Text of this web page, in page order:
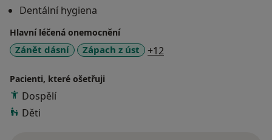
Rádi bychom poskytli klientům profesionální a zároveň
dostupnou péči pro zářivý úsměv.
Co proto děláme?
Zaměřujeme se na provádění odborné dentální
hygieny a profesionálního bělení zubů.
Dentální hygiena
Hlavní léčená onemocnění
Zánět dásní Zápach z úst +12
Pacienti, které ošetřuji
Dospělí
Děti